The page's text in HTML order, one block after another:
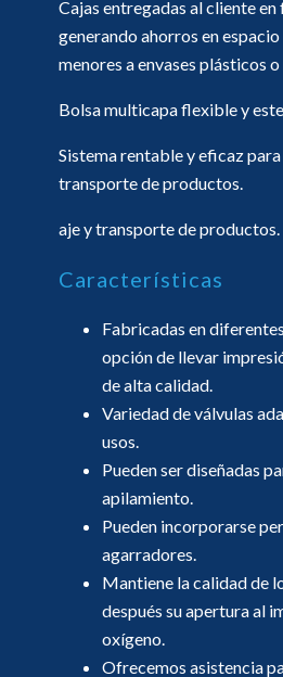
Cajas entregadas al cliente
generando ahorros en
menores a envases plásticos
Bolsa multicapa flexible y
Sistema rentable y eficaz
transporte de productos.
aje y transporte de productos.
Características
Fabricadas en
opción de llevar
de alta calidad.
Variedad de válvulas
usos.
Pueden ser diseñadas
apilamiento.
Pueden incorporarse
agarradores.
Mantiene la calidad de
después su apertura al
oxígeno.
Ofrecemos asistencia